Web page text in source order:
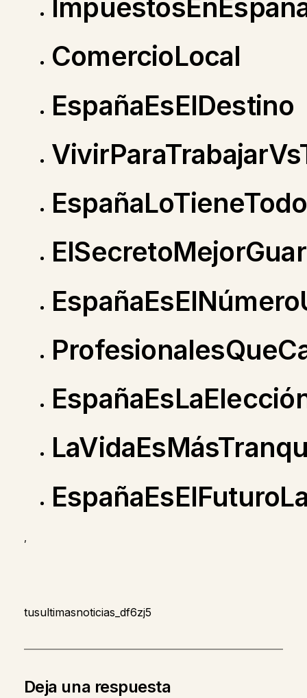
ComercioLocal
EspañaEsElDestino
EspañaLoTieneTodo
,
tusultimasnoticias_df6zj5
Deja una respuesta